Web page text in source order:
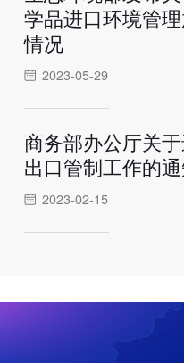
学品进口环境管
情况
2023-05-29
商务部办公厅关
出口管制工作的
2023-02-15